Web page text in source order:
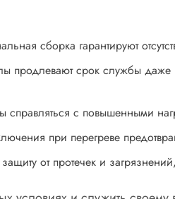
сборка гарантируют
продлевают срок службы
справляться с повышенными
при перегреве
от протечек и